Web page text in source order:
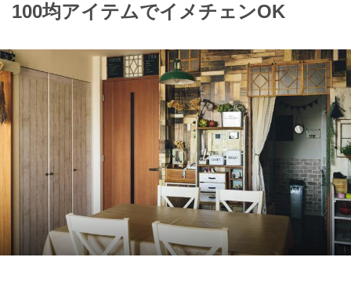
100均アイテムでイメチェンOK